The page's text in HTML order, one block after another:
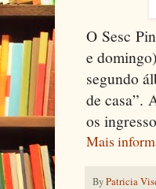
O Sesc
e
segundo
de casa”.
os
Mais
ByPatricia